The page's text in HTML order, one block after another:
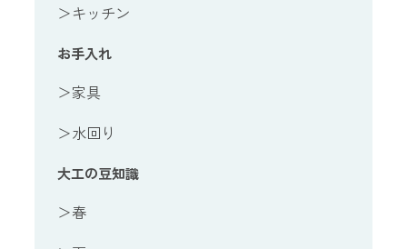
＞キッチン
お手入れ
＞家具
＞水回り
大工の豆知識
＞春